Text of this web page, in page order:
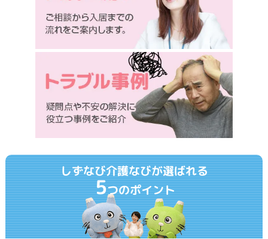
しずなび介護なびが選ばれる
5つのポイント